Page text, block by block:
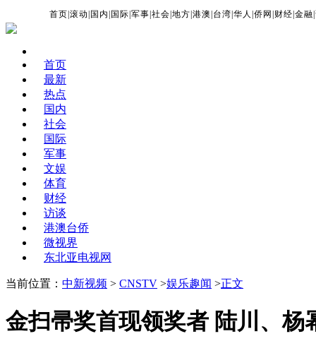
首页 |滚动 国内 国际 |军事 |社会 |地方 |港澳 台湾 |华人 |侨网 财经 |金融 |
首页
最新
热点
国内
社会
国际
军事
文娱
体育
财经
访谈
港澳台侨
微视界
东北亚电视网
当前位置： 中新视频 > CNSTV >娱乐趣闻 >正文
金扫帚奖首现领奖者 陆川、杨